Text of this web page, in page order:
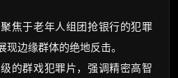
焦于老年人组团抢银行的犯罪
边缘群体的绝地反击。
的群戏犯罪片，强调精密高智